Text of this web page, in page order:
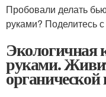
Пробовали делать
руками? Поделитесь
Экологичная
руками.